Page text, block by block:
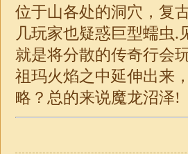
位于山各处的洞穴，复
几玩家也疑惑巨型蠕虫.
就是将分散的传奇行会
祖玛火焰之中延伸出来
略？总的来说魔龙沼泽!